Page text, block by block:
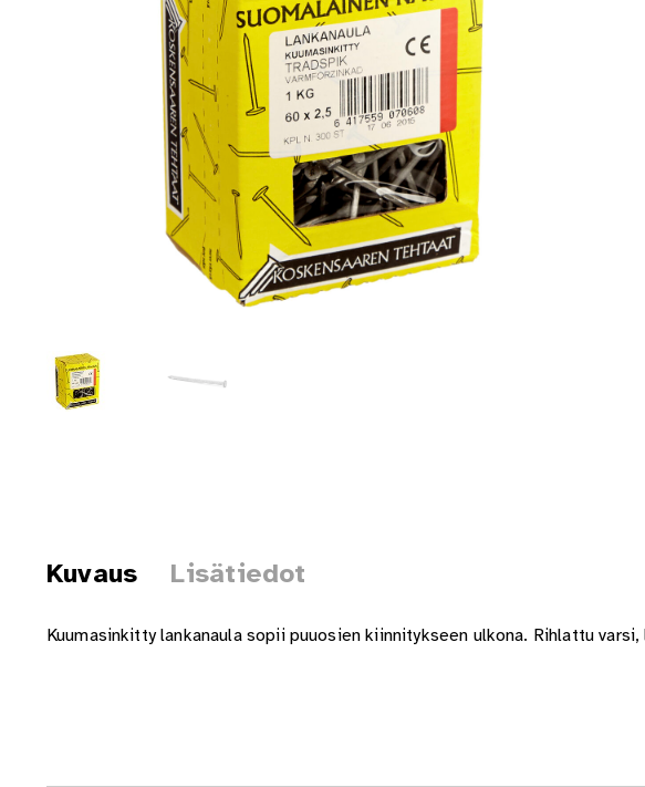
Kuvaus Lisätiedot
Kuumasinkitty lankanaula sopii puuosien kiinnitykseen ulkona. Rihlattu